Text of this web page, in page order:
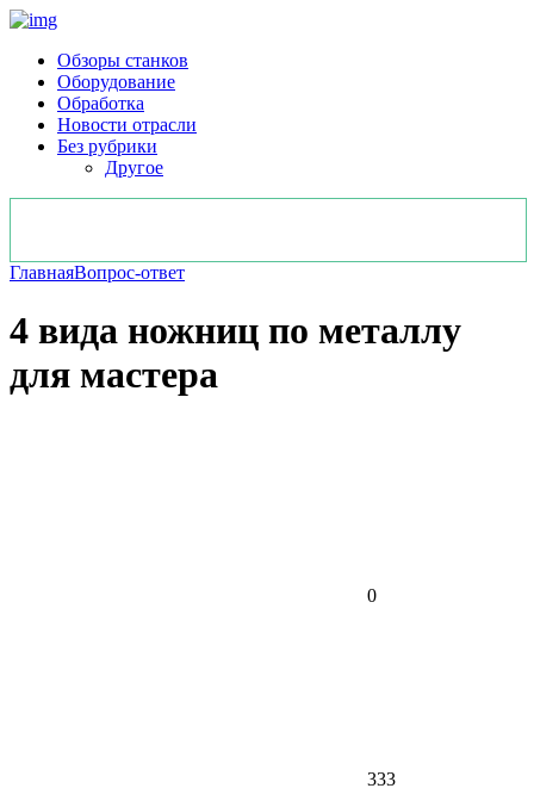
Обзоры станков
Оборудование
Обработка
Новости отрасли
Без рубрики
Другое
ГлавнаяВопрос-ответ
4 вида ножниц по металлу
для мастера
0
333